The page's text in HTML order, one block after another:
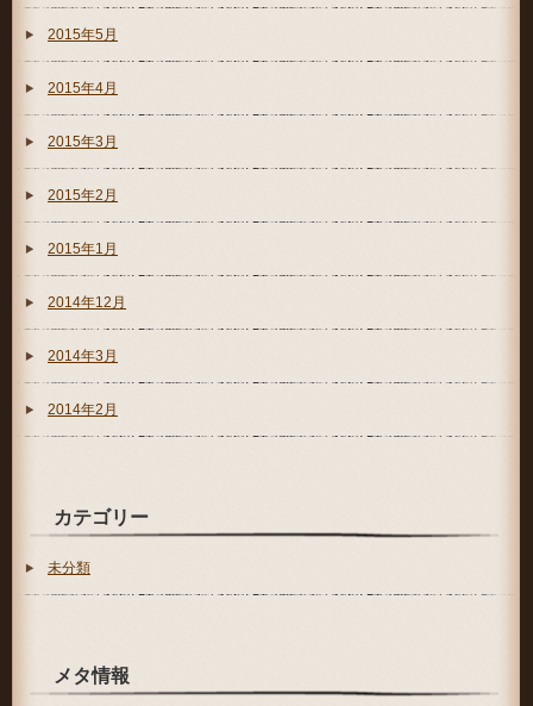
2015年5月
2015年4月
2015年3月
2015年2月
2015年1月
2014年12月
2014年3月
2014年2月
カテゴリー
未分類
メタ情報